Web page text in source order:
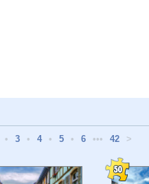
• 3 • 4 • 5 • 6 ••• 42 >